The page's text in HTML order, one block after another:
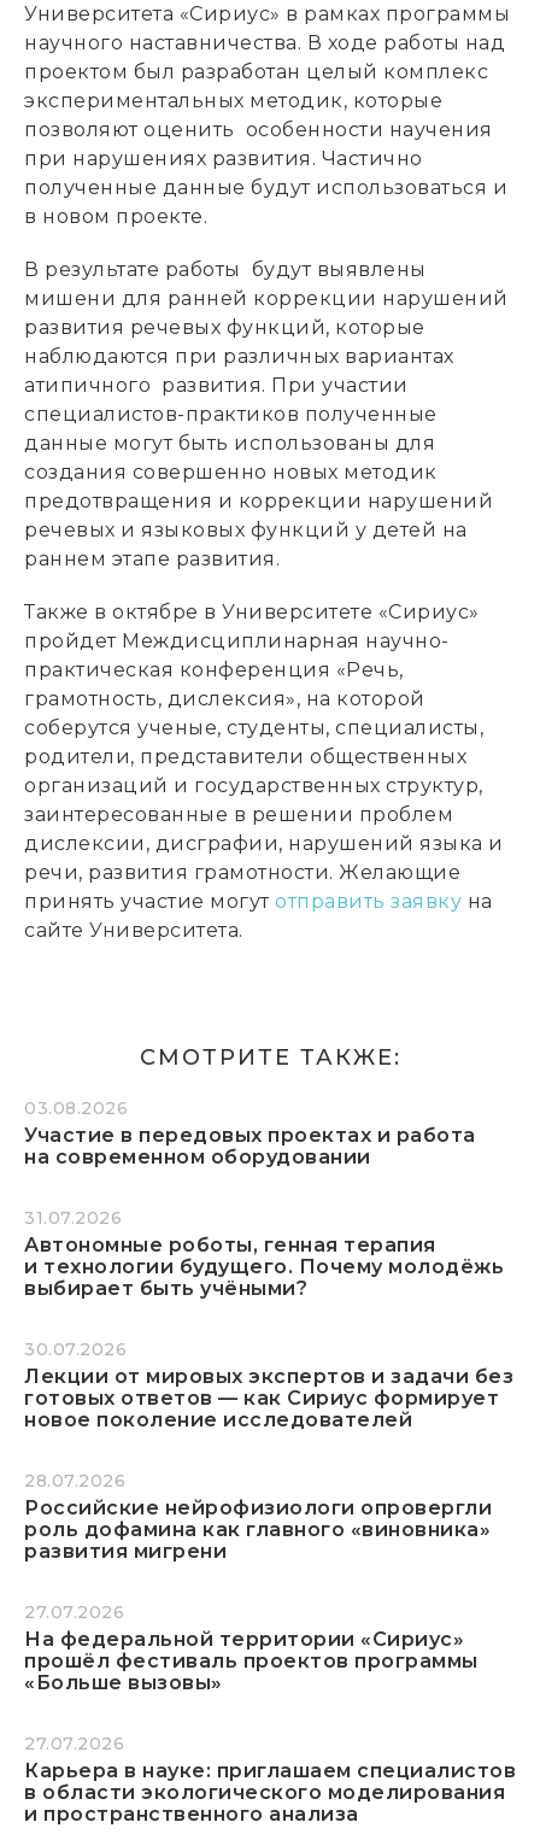
Университета «Сириус» в рамках программы
научного наставничества. В ходе работы над
проектом был разработан целый комплекс
экспериментальных методик, которые
позволяют оценить особенности научения
при нарушениях развития. Частично
полученные данные будут использоваться и
в новом проекте.
В результате работы будут выявлены
мишени для ранней коррекции нарушений
развития речевых функций, которые
наблюдаются при различных вариантах
атипичного развития. При участии
специалистов-практиков полученные
данные могут быть использованы для
создания совершенно новых методик
предотвращения и коррекции нарушений
речевых и языковых функций у детей на
раннем этапе развития.
Также в октябре в Университете «Сириус»
пройдет Междисциплинарная научно-
практическая конференция «Речь,
грамотность, дислексия», на которой
соберутся ученые, студенты, специалисты,
родители, представители общественных
организаций и государственных структур,
заинтересованные в решении проблем
дислексии, дисграфии, нарушений языка и
речи, развития грамотности. Желающие
принять участие могут отправить заявку на
сайте Университета.
СМОТРИТЕ ТАКЖЕ:
03.08.2026
Участие в передовых проектах и работа
на современном оборудовании
31.07.2026
Автономные роботы, генная терапия
и технологии будущего. Почему молодёжь
выбирает быть учёными?
30.07.2026
Лекции от мировых экспертов и задачи без
готовых ответов — как Сириус формирует
новое поколение исследователей
28.07.2026
Российские нейрофизиологи опровергли
роль дофамина как главного «виновника»
развития мигрени
27.07.2026
На федеральной территории «Сириус»
прошёл фестиваль проектов программы
«Больше вызовы»
27.07.2026
Карьера в науке: приглашаем специалистов
в области экологического моделирования
и пространственного анализа